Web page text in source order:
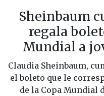
Sheinbaum
regala
Mundial a
Claudia Sheinbaum,
el boleto que le
de la Copa Mundial